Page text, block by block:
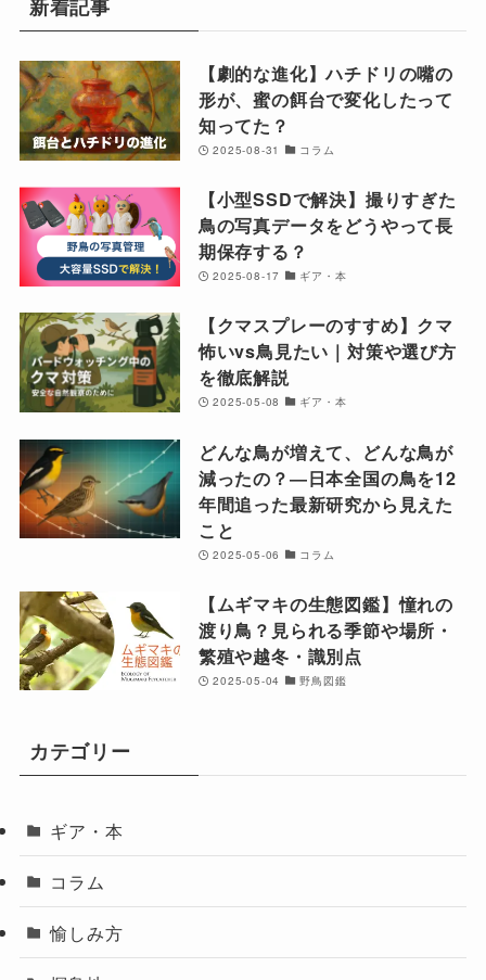
新着記事
【劇的な進化】ハチドリの嘴の
形が、蜜の餌台で変化したって
知ってた？
2025-08-31 コラム
【小型SSDで解決】撮りすぎた
鳥の写真データをどうやって長
期保存する？
2025-08-17 ギア・本
【クマスプレーのすすめ】クマ
怖いvs鳥見たい｜対策や選び方
を徹底解説
2025-05-08 ギア・本
どんな鳥が増えて、どんな鳥が
減ったの？―日本全国の鳥を12
年間追った最新研究から見えた
こと
2025-05-06 コラム
【ムギマキの生態図鑑】憧れの
渡り鳥？見られる季節や場所・
繁殖や越冬・識別点
2025-05-04 野鳥図鑑
カテゴリー
ギア・本
コラム
愉しみ方